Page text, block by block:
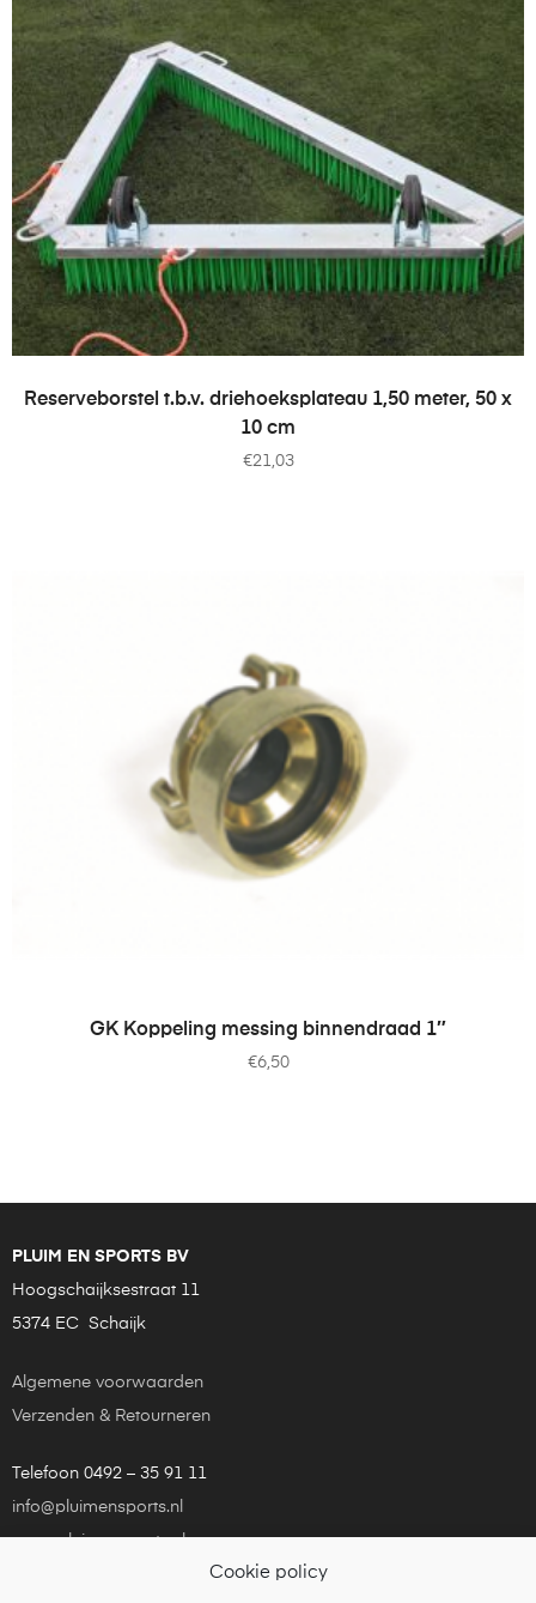
Cookie policy
TOEVOEGEN AAN WINKELWAGEN
Reserveborstel t.b.v. driehoeksplateau 1,50 meter, 50 x
10 cm
€21,03
TOEVOEGEN AAN WINKELWAGEN
GK Koppeling messing binnendraad 1″
€6,50
PLUIM EN SPORTS BV
Hoogschaijksestraat 11
5374 EC Schaijk
Algemene voorwaarden
Verzenden & Retourneren
Telefoon 0492 – 35 91 11
info@pluimensports.nl
www.pluimensports.nl